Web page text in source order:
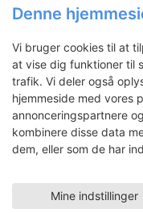
om én enkelt
variationer af
opstås, når
håndtegnede
igen og igen…
LÆS MERE
Denne
Vi bruger cookies til at
at vise dig funktioner til
trafik. Vi deler også
hjemmeside med vores
annonceringspartnere
kombinere disse data
dem, eller som de har
Mine indstillinger